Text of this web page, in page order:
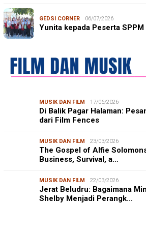
GEDSI CORNER 06/07/2026
Yunita kepada Peserta
MUSIK DAN FILM 17/06/2026
Di Balik Pagar Halaman:
dari Film Fences
MUSIK DAN FILM 23/03/2026
The Gospel of Alfie
Business, Survival, a…
MUSIK DAN FILM 22/03/2026
Jerat Beludru: Bagaimana
Shelby Menjadi Perangk…